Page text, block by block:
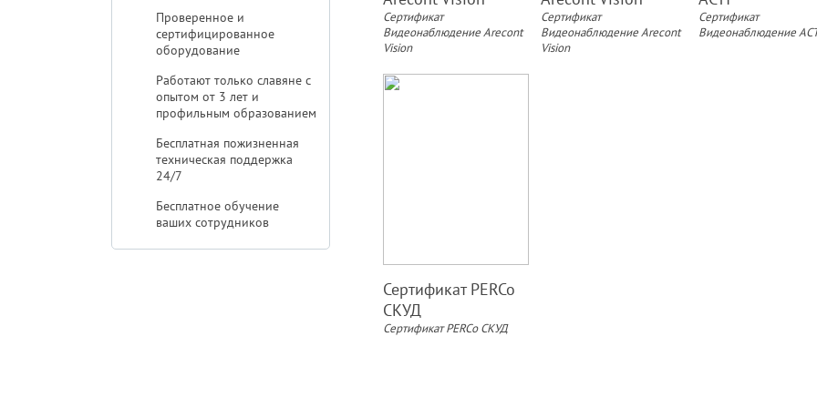
Сертификат
Видеонаблюдение Arecont
Vision
Сертификат
Видеонаблюдение Arecont
Vision
Сертификат
Видеонаблюдение
Сертификат PERCo
СКУД
Сертификат PERCo СКУД
Проверенное и
сертифицированное
оборудование
Работают только славяне с
опытом от 3 лет и
профильным образованием
Бесплатная пожизненная
техническая поддержка
24/7
Бесплатное обучение
ваших сотрудников